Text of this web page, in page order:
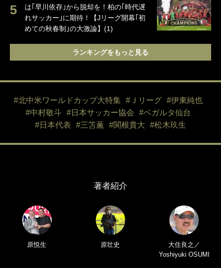
は｢早川依存｣から脱却を！柏の｢時代遅
れサッカー｣に期待！【Jリーグ開幕｢初
めての秋春制｣の大激論】(1)
ランキングをもっと見る
#北中米ワールドカップ大特集 #Ｊリーグ
#伊東純也
#中村敬斗
#日本サッカー協会
#ベガルタ仙台
#日本代表
#三笘薫 #関根貴大 #松木玖生
著者紹介
原悦生 原壮史
大住良之／
Yoshiyuki OSUMI